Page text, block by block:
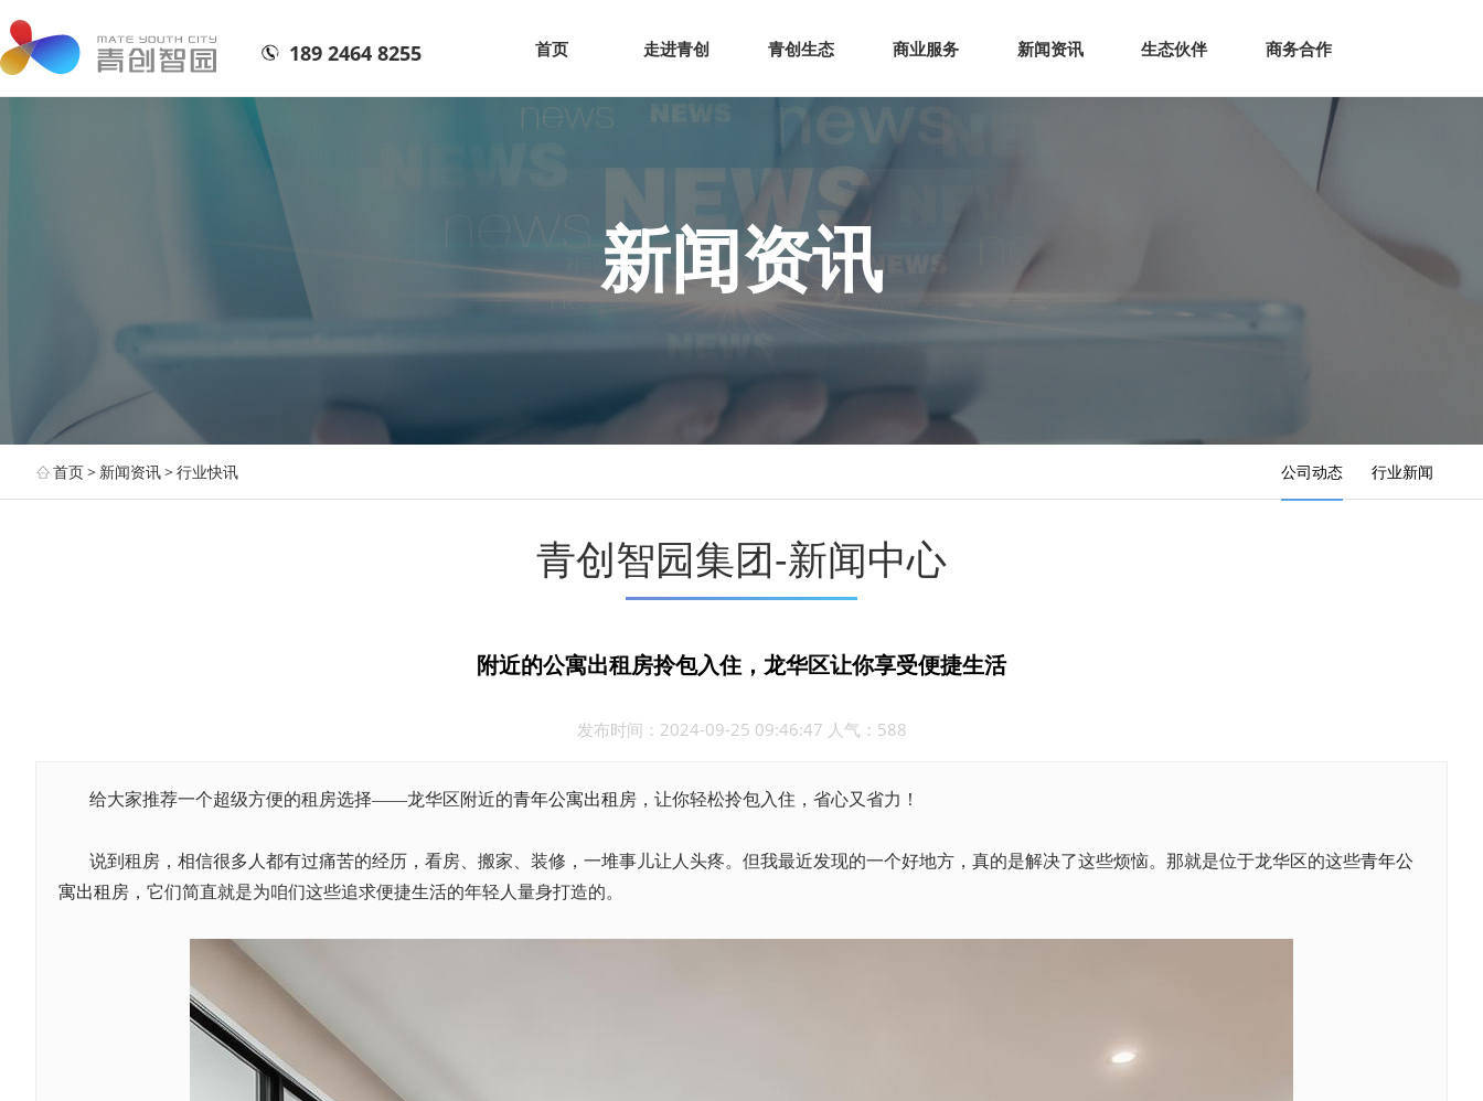
网站首页 走进青创 青创生态 商业服务 新闻资讯 生态伙伴
189 2464 8255 首页 走进青创 青创生态 商业服务 新闻资讯 生态伙伴 商务合作
新闻资讯
首页> 新闻资讯>行业快讯 公司动态 行业新闻
青创智园集团-新闻中心
附近的公寓出租房拎包入住，龙华区让你享受便捷生活
发布时间：2024-09-25 09:46:47 人气：588
给大家推荐一个超级方便的租房选择——龙华区附近的青年公寓出租 房，让你轻松拎包入住，省心又省力！
说到租房，相信很多人都有过痛苦的经历，看房、搬家、装修，一堆事儿让人头疼。但我最近发现的一个好地方，真的是解决了这些烦恼。那就是位于龙华区的这些青年公
寓出租 房，它们简直就是为咱们这些追求便捷生活的年轻人量身打造的。